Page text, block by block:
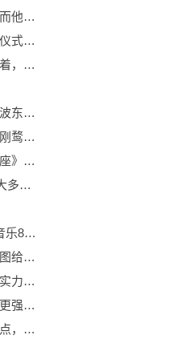
斗罗：即将登场的顶级强者，唐啸上榜，而他实力远超比比东
斗罗大陆：小舞舍不得大明、二明，献祭仪式开启
斗罗大陆：鬼斗罗确定死亡，欧阳孙还活着，这一次海神岛输了
斗破苍穹：古族斗皇凌影登场，实力比海波东更强，云棱不淡定了
药老萧炎师徒分离，美杜莎受伤，紫妍硬刚鹜护法，萧炎吊打嫣然
斗罗大陆后，唐家三少又一神作《神印王座》动画化！预计明年上线
假面骑士Geats：说说运营的附属机构，大多数都无了
『布莱泽奥特曼』等共计5部作品的原声音乐8月30日(星期三)开始配信!
海贼王：黑胡子为什么能吃双果实？一张图给出了答案！
海贼王：黑胡子海贼团成员出场先后决定实力高低
灌篮高手：高一时期，泽北与流川枫哪个更强？双方不在一个段位
灌篮高手：同样是双雄，藤真不重视这一点，被樱木花道彻底击溃